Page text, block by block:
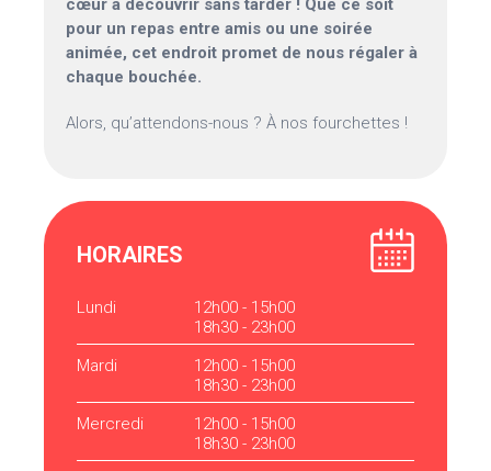
cœur à découvrir sans tarder ! Que ce soit
pour un repas entre amis ou une soirée
animée, cet endroit promet de nous régaler à
chaque bouchée.
Alors, qu’attendons-nous ? À nos fourchettes !
HORAIRES
Lundi
12h00 - 15h00
18h30 - 23h00
Mardi
12h00 - 15h00
18h30 - 23h00
Mercredi
12h00 - 15h00
18h30 - 23h00